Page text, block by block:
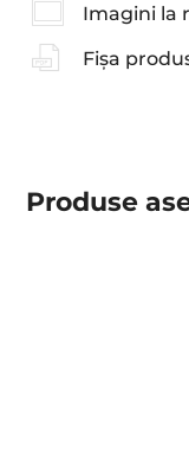
Imagini la
Fișa
Produse